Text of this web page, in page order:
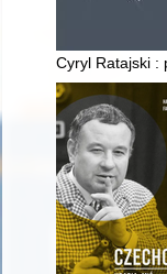
Cyryl Ratajski :